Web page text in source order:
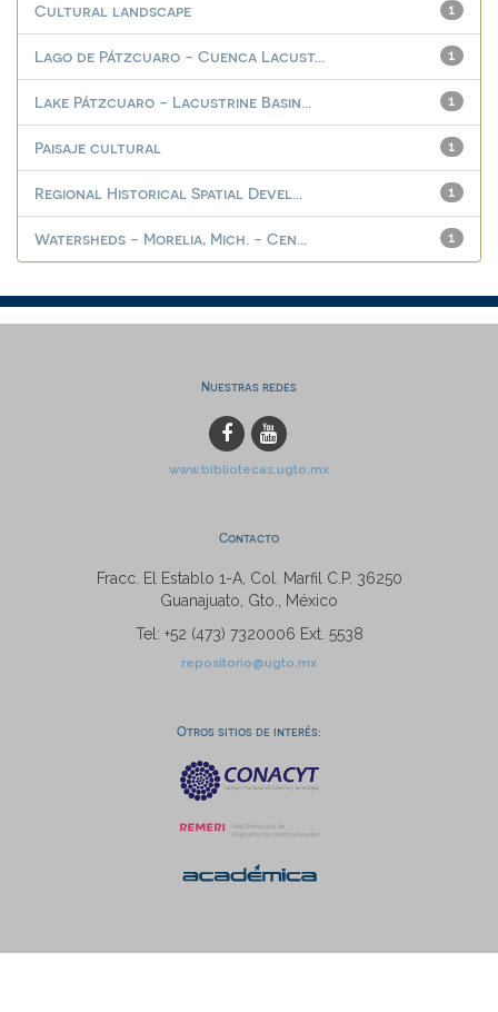
1
Cultural landscape
1
Lago de Pátzcuaro - Cuenca Lacust...
1
Lake Pátzcuaro - Lacustrine Basin...
1
Paisaje cultural
1
Regional Historical Spatial Devel...
1
Watersheds - Morelia, Mich. - Cen...
Nuestras redes
www.bibliotecas.ugto.mx
Contacto
Fracc. El Establo 1-A, Col. Marfil C.P. 36250
Guanajuato, Gto., México
Tel: +52 (473) 7320006 Ext. 5538
repositorio@ugto.mx
Otros sitios de interés: